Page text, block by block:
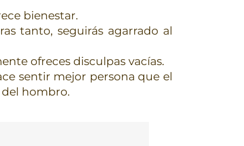
bienestar.
tanto, seguirás agarrado al
ofreces disculpas vacías.
sentir mejor persona que el
hombro.